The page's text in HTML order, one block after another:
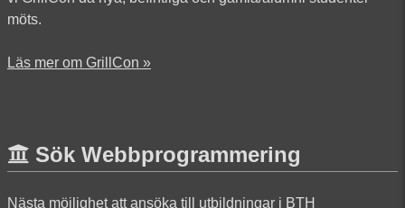
möts.
Läs mer om GrillCon »
Sök Webbprogrammering
Nästa möjlighet att ansöka till utbildningar i BTH